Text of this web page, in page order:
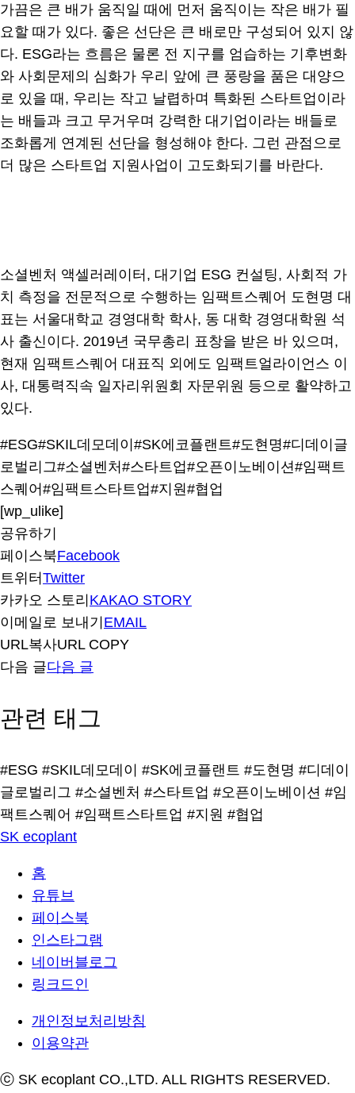
가끔은 큰 배가 움직일 때에 먼저 움직이는 작은 배가 필
요할 때가 있다. 좋은 선단은 큰 배로만 구성되어 있지 않
다. ESG라는 흐름은 물론 전 지구를 엄습하는 기후변화
와 사회문제의 심화가 우리 앞에 큰 풍랑을 품은 대양으
로 있을 때, 우리는 작고 날렵하며 특화된 스타트업이라
는 배들과 크고 무거우며 강력한 대기업이라는 배들로
조화롭게 연계된 선단을 형성해야 한다. 그런 관점으로
더 많은 스타트업 지원사업이 고도화되기를 바란다.
소셜벤처 액셀러레이터, 대기업 ESG 컨설팅, 사회적 가
치 측정을 전문적으로 수행하는 임팩트스퀘어 도현명 대
표는 서울대학교 경영대학 학사, 동 대학 경영대학원 석
사 출신이다. 2019년 국무총리 표창을 받은 바 있으며,
현재 임팩트스퀘어 대표직 외에도 임팩트얼라이언스 이
사, 대통력직속 일자리위원회 자문위원 등으로 활약하고
있다.
#ESG#SKIL데모데이#SK에코플랜트#도현명#디데이글
로벌리그#소셜벤처#스타트업#오픈이노베이션#임팩트
스퀘어#임팩트스타트업#지원#협업
[wp_ulike]
공유하기
페이스북Facebook
트위터Twitter
카카오 스토리 KAKAO STORY
이메일로 보내기 EMAIL
URL복사URL COPY
다음 글다음 글
관련 태그
#ESG #SKIL데모데이 #SK에코플랜트 #도현명 #디데이
글로벌리그 #소셜벤처 #스타트업 #오픈이노베이션 #임
팩트스퀘어 #임팩트스타트업 #지원 #협업
SK ecoplant
홈
유튜브
페이스북
인스타그램
네이버블로그
링크드인
개인정보처리방침
이용약관
ⓒ SK ecoplant CO.,LTD. ALL RIGHTS RESERVED.